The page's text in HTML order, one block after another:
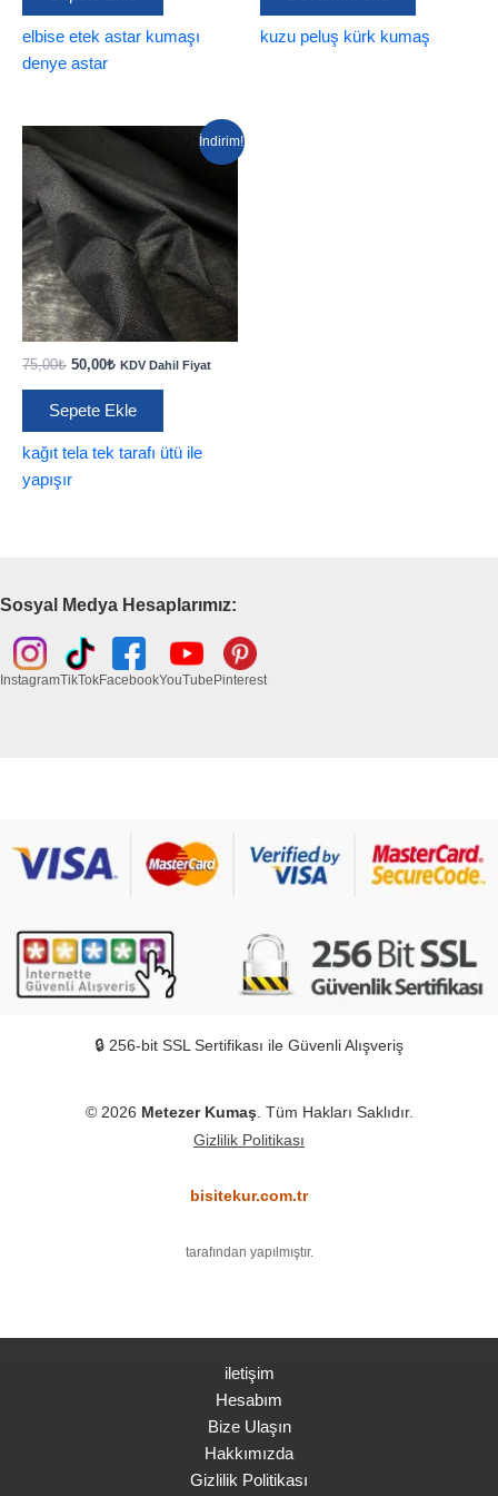
70,00₺.
elbise etek astar kumaşı
denye astar
125,00₺.
kuzu peluş kürk kumaş
İndirim!
75,00₺ Orijinal
75,00₺.
50,00₺Şu
fiyat:
50,00₺.
KDV Dahil Fiyat
Sepete Ekle
kağıt tela tek tarafı ütü ile
yapışır
Sosyal Medya Hesaplarımız:
InstagramTikTokFacebookYouTube Pinterest
🔒 256-bit SSL Sertifikası ile Güvenli Alışveriş
© 2026 Metezer Kumaş . Tüm Hakları Saklıdır.
Gizlilik Politikası
bisitekur.com.tr
tarafından yapılmıştır.
iletişim
Hesabım
Bize Ulaşın
Hakkımızda
Gizlilik Politikası